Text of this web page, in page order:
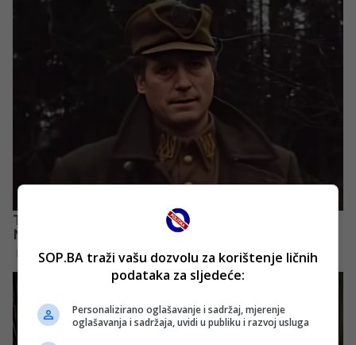
SOP.BA traži vašu dozvolu za korištenje ličnih
podataka za sljedeće:
Personalizirano oglašavanje i sadržaj, mjerenje
oglašavanja i sadržaja, uvidi u publiku i razvoj usluga